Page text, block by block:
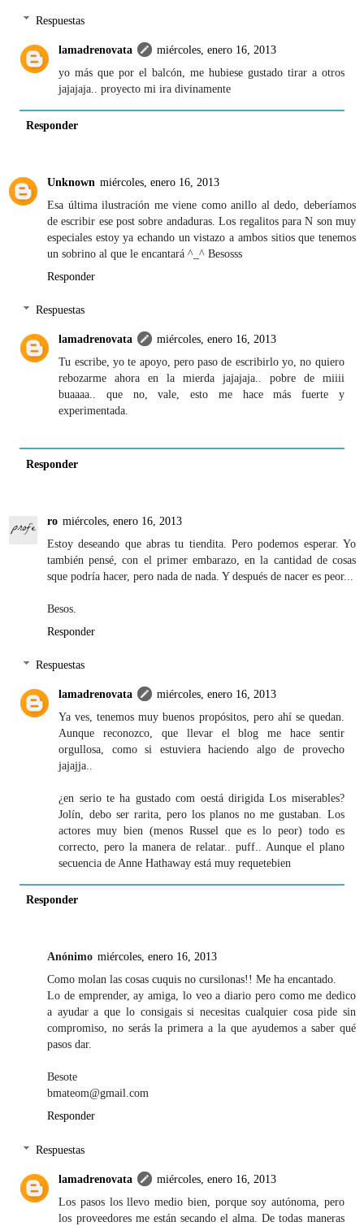
Respuestas
lamadrenovata
miércoles, enero 16, 2013
yo más que por el balcón, me hubiese gustado tirar a otros
jajajaja.. proyecto mi ira divinamente
Responder
Unknown miércoles, enero 16, 2013
Esa última ilustración me viene como anillo al dedo, deberíamos
de escribir ese post sobre andaduras. Los regalitos para N son muy
especiales estoy ya echando un vistazo a ambos sitios que tenemos
un sobrino al que le encantará ^_^ Besosss
Responder
Respuestas
lamadrenovata
miércoles, enero 16, 2013
Tu escribe, yo te apoyo, pero paso de escribirlo yo, no quiero
rebozarme ahora en la mierda jajajaja.. pobre de miiii
buaaaa.. que no, vale, esto me hace más fuerte y
experimentada.
Responder
ro miércoles, enero 16, 2013
Estoy deseando que abras tu tiendita. Pero podemos esperar. Yo
también pensé, con el primer embarazo, en la cantidad de cosas
sque podría hacer, pero nada de nada. Y después de nacer es peor...
Besos.
Responder
Respuestas
lamadrenovata
miércoles, enero 16, 2013
Ya ves, tenemos muy buenos propósitos, pero ahí se quedan.
Aunque reconozco, que llevar el blog me hace sentir
orgullosa, como si estuviera haciendo algo de provecho
jajajja..
¿en serio te ha gustado com oestá dirigida Los miserables?
Jolín, debo ser rarita, pero los planos no me gustaban. Los
actores muy bien (menos Russel que es lo peor) todo es
correcto, pero la manera de relatar.. puff.. Aunque el plano
secuencia de Anne Hathaway está muy requetebien
Responder
Anónimo miércoles, enero 16, 2013
Como molan las cosas cuquis no cursilonas!! Me ha encantado.
Lo de emprender, ay amiga, lo veo a diario pero como me dedico
a ayudar a que lo consigais si necesitas cualquier cosa pide sin
compromiso, no serás la primera a la que ayudemos a saber qué
pasos dar.
Besote
bmateom@gmail.com
Responder
Respuestas
lamadrenovata
miércoles, enero 16, 2013
Los pasos los llevo medio bien, porque soy autónoma, pero
los proveedores me están secando el alma. De todas maneras